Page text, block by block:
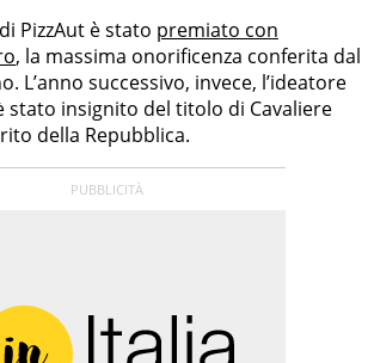
PizzAut è stato premiato con
, la massima onorificenza conferita dal
L’anno successivo, invece, l’ideatore
stato insignito del titolo di Cavaliere
della Repubblica.